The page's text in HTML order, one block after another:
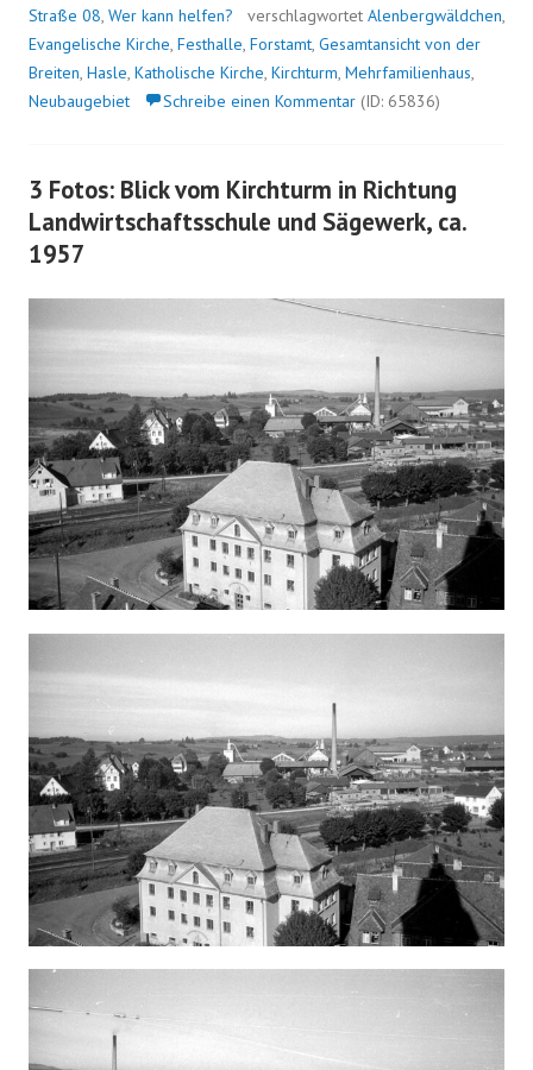
Straße 08, Wer kann helfen? verschlagwortet Alenbergwäldchen,
Evangelische Kirche, Festhalle, Forstamt, Gesamtansicht von der
Breiten, Hasle, Katholische Kirche, Kirchturm, Mehrfamilienhaus,
Neubaugebiet
Schreibe einen Kommentar (ID: 65836)
3 Fotos: Blick vom Kirchturm in Richtung
Landwirtschaftsschule und Sägewerk, ca.
1957